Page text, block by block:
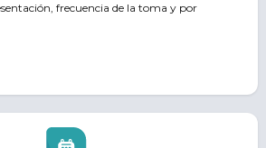
frecuencia de la toma y por